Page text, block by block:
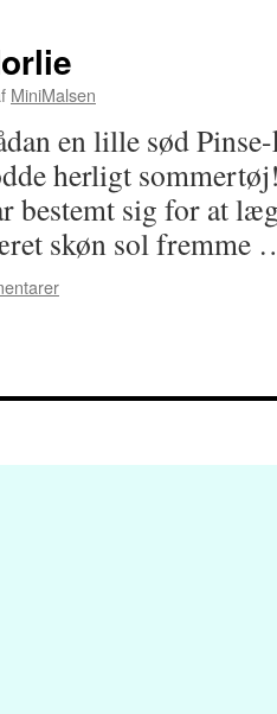
MiniMalsen
en lille sød
herligt
bestemt sig for at
skøn sol